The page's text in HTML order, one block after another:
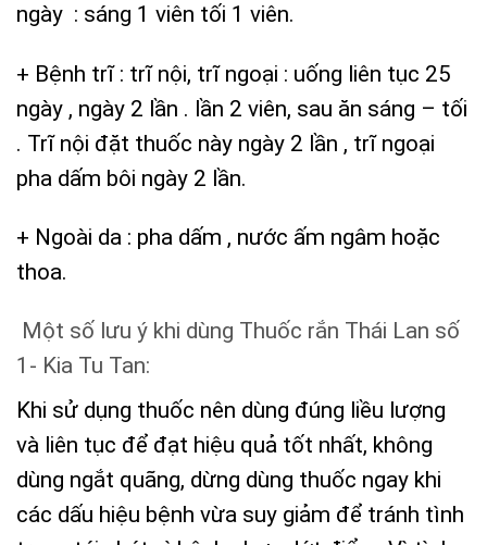
ngày : sáng 1 viên tối 1 viên.
+ Bệnh trĩ : trĩ nội, trĩ ngoại : uống liên tục 25
ngày , ngày 2 lần . lần 2 viên, sau ăn sáng – tối
. Trĩ nội đặt thuốc này ngày 2 lần , trĩ ngoại
pha dấm bôi ngày 2 lần.
+ Ngoài da : pha dấm , nước ấm ngâm hoặc
thoa.
Một số lưu ý khi dùng Thuốc rắn Thái Lan số
1- Kia Tu Tan:
Khi sử dụng thuốc nên dùng đúng liều lượng
và liên tục để đạt hiệu quả tốt nhất, không
dùng ngắt quãng, dừng dùng thuốc ngay khi
các dấu hiệu bệnh vừa suy giảm để tránh tình